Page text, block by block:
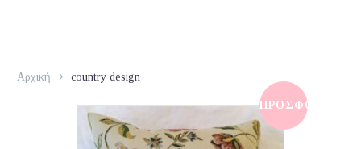
Αρχική country design
ΠΡΟΣΦΟΡΆ!